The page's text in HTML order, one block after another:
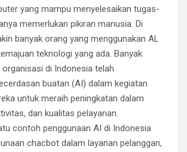
yang mampu menyelesaikan tugas-
memerlukan pikiran manusia. Di
banyak orang yang menggunakan AL
teknologi yang ada. Banyak
di Indonesia telah
buatan (AI) dalam kegiatan
untuk meraih peningkatan dalam
dan kualitas pelayanan.
contoh penggunaan AI di Indonesia
chacbot dalam layanan pelanggan,